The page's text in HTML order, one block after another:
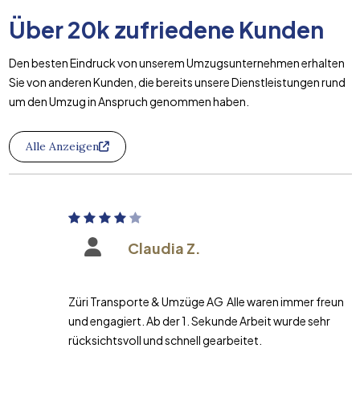
Über20k zufriedene Kunden
Den besten Eindruck von unserem Umzugsunternehmen erhalten
Sie von anderen Kunden, die bereits unsere Dienstleistungen rund
um den Umzug in Anspruch genommen haben.
Alle Anzeigen
Claudia Z.
Züri Transporte & Umzüge AG Alle waren immer freundlich
und engagiert. Ab der 1. Sekunde Arbeit wurde sehr
rücksichtsvoll und schnell gearbeitet.